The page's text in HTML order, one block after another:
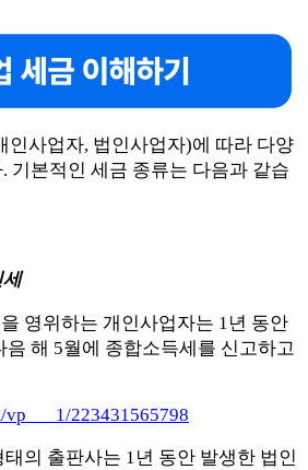
인사업자, 법인사업자)에 따라 다양
기본적인 세금 종류는 다음과 같습
영위하는 개인사업자는 1년 동안
해 5월에 종합소득세를 신고하고
223431565798
의 출판사는 1년 동안 발생한 법인